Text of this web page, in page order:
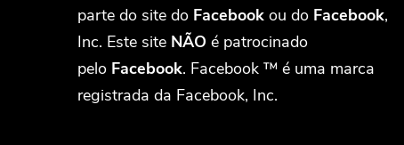
parte do site do Facebook ou do Facebook,
Inc. Este site NÃO é patrocinado
pelo Facebook. Facebook ™ é uma marca
registrada da Facebook, Inc.